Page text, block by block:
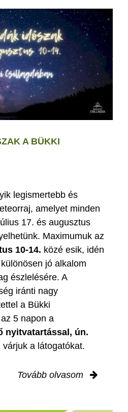
A BÜKKI
legismertebb és
amelyet minden
17. és augusztus
Maximumuk az
10-14. közé esik, idén
jó alkalom
észlelésére. A
iránti nagy
a Bükki
5 napon a
nyitvatartással, ún.
várjuk a látogatókat.
Tovább olvasom